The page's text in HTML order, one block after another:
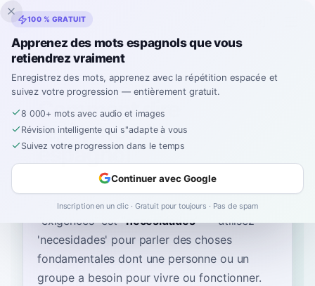
Inklingo
Accueil›Espagnol›French → espagnol ›exigences
Comment dire
"exigences" en
espagnol
Le mot espagnol le plus courant pour
“exigences”est “necesidades”—utilisez
'necesidades' pour parler des choses
fondamentales dont une personne ou un
groupe a besoin pour vivre ou fonctionner.
100 % GRATUIT
Apprenez des mots espagnols que vous
retiendrez vraiment
Enregistrez des mots, apprenez avec la répétition espacée et
suivez votre progression — entièrement gratuit.
8 000+ mots avec audio et images
Révision intelligente qui s''adapte à vous
Suivez votre progression dans le temps
Continuer avec Google
Inscription en un clic · Gratuit pour toujours · Pas de spam